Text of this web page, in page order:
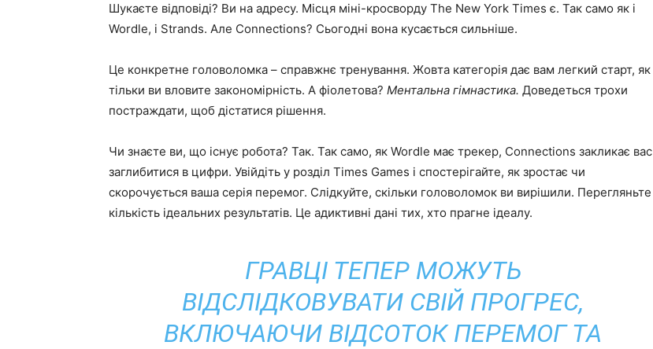
Шукаєте відповіді? Ви на адресу. Місця міні-кросворду The New York Times є. Так само як і
Wordle, і Strands. Але Connections? Сьогодні вона кусається сильніше.
Це конкретне головоломка – справжнє тренування. Жовта категорія дає вам легкий старт, як
тільки ви вловите закономірність. А фіолетова? Ментальна гімнастика. Доведеться трохи
постраждати, щоб дістатися рішення.
Чи знаєте ви, що існує робота? Так. Так само, як Wordle має трекер, Connections закликає вас
заглибитися в цифри. Увійдіть у розділ Times Games і спостерігайте, як зростає чи
скорочується ваша серія перемог. Слідкуйте, скільки головоломок ви вирішили. Перегляньте
кількість ідеальних результатів. Це адиктивні дані тих, хто прагне ідеалу.
ГРАВЦІ ТЕПЕР МОЖУТЬ
ВІДСЛІДКОВУВАТИ СВІЙ ПРОГРЕС,
ВКЛЮЧАЮЧИ ВІДСОТОК ПЕРЕМОГ ТА